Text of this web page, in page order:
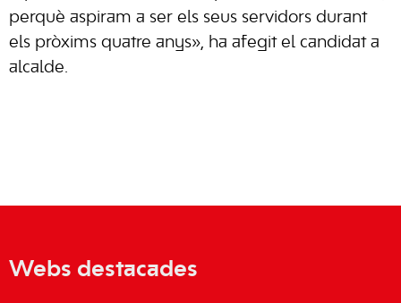
perquè aspiram a ser els seus servidors durant
els pròxims quatre anys», ha afegit el candidat a
alcalde.
Webs destacades